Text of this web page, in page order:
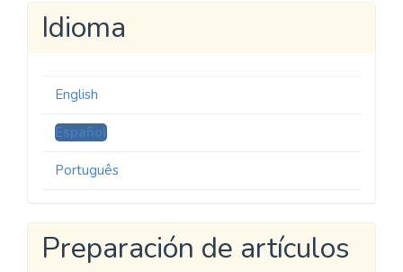
Idioma
English
Español
Português
Preparación de artículos